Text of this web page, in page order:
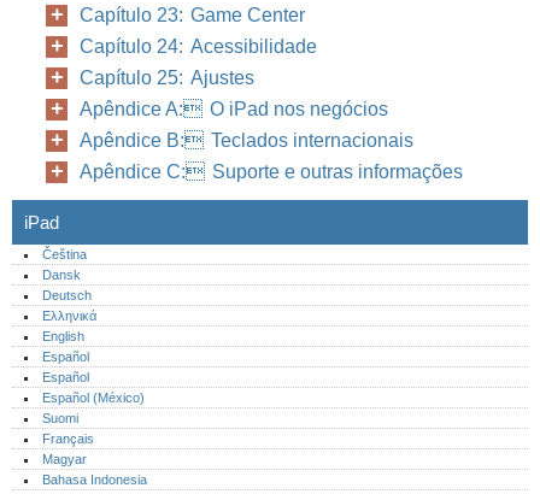
Capítulo 23: Game Center
Capítulo 24: Acessibilidade
Capítulo 25: Ajustes
Apêndice A: O iPad nos negócios
Apêndice B: Teclados internacionais
Apêndice C: Suporte e outras informações
iPad
Čeština
Dansk
Deutsch
Ελληνικά
English
Español
Español
Español (México)‎
Suomi
Français
Magyar
Bahasa Indonesia